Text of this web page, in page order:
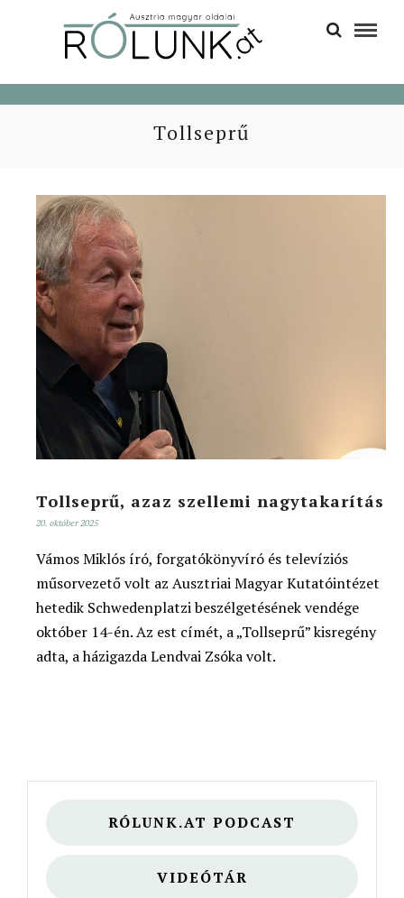
Tollseprű
Tollseprű, azaz szellemi nagytakarítás
20. október 2025
Vámos Miklós író, forgatókönyvíró és televíziós
műsorvezető volt az Ausztriai Magyar Kutatóintézet
hetedik Schwedenplatzi beszélgetésének vendége
október 14-én. Az est címét, a „Tollseprű” kisregény
adta, a házigazda Lendvai Zsóka volt.
RÓLUNK.AT PODCAST
VIDEÓTÁR